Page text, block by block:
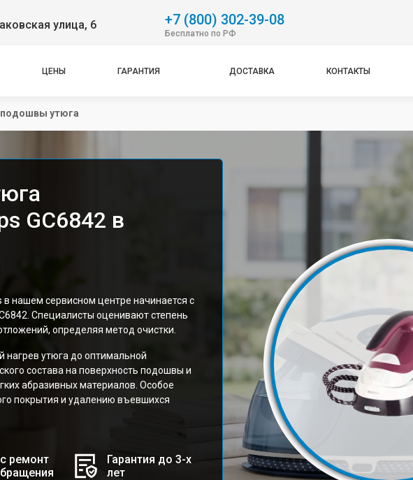
улица, 6 +7 (800) 302-39-08
Бесплатно по РФ
ЦЕНЫ ГАРАНТИЯ ДОСТАВКА КОНТАКТЫ
подошвы утюга
GC6842 в
нашем сервисном центре начинается с
Специалисты оценивают степень
определяя метод очистки.
нагрев утюга до оптимальной
состава на поверхность подошвы и
абразивных материалов. Особое
покрытия и удалению въевшихся
ремонт
Гарантия до 3-х
лет